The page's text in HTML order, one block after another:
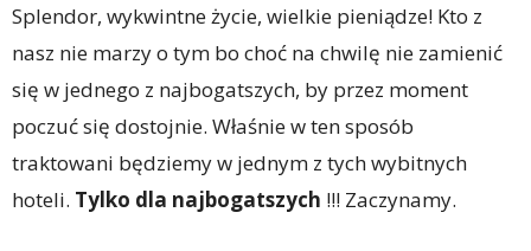
Splendor, wykwintne życie, wielkie pieniądze! Kto z
nasz nie marzy o tym bo choć na chwilę nie zamienić
się w jednego z najbogatszych, by przez moment
poczuć się dostojnie. Właśnie w ten sposób
traktowani będziemy w jednym z tych wybitnych
hoteli. Tylko dla najbogatszych !!! Zaczynamy.